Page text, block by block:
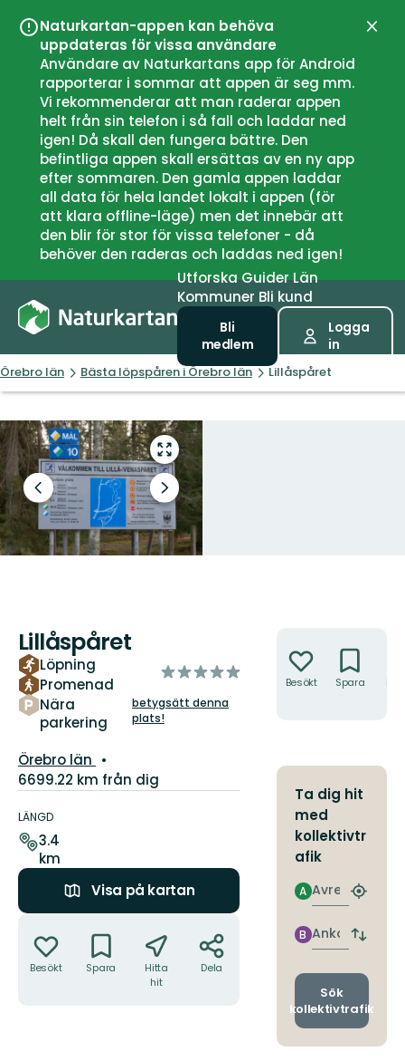
Naturkartan-appen kan behöva
uppdateras för vissa användare
Användare av Naturkartans app för Android
rapporterar i sommar att appen är seg mm.
Vi rekommenderar att man raderar appen
helt från sin telefon i så fall och laddar ned
igen! Då skall den fungera bättre. Den
befintliga appen skall ersättas av en ny app
efter sommaren. Den gamla appen laddar
all data för hela landet lokalt i appen (för
att klara offline-läge) men det innebär att
den blir för stor för vissa telefoner - då
behöver den raderas och laddas ned igen!
UtforskaGuiderLän
Kommuner Bli kund
Bli
medlem
Logga
in
Örebro län Bästa löpspåren i Örebro län Lillåspåret
Gå
till
helskärmsläge
Föregående
bild
Nästa
bildspel
Lillåspåret
Löpning
Promenad
Nära
parkering
av
stjärnor
betygsätt denna
plats!
Län:
Örebro län
6699.22 km från dig
om
leden
LÄNGD
3.4
km
Visa på kartan
Besökt Spara
Hitta
hit
Dela
Besökt Spara
Ta dig hit
med
kollektivtr
afik
Avresa
A
Hitta
Ankomst
B
Byt
och
Sök
kollektivtrafik